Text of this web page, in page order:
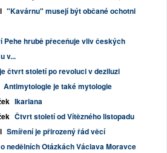
"Kavárnu" musejí být občané ochotni
Pehe hrubě přeceňuje vliv českých
v...
čtvrt století po revoluci v deziluzi
Antimytologie je také mytologie
Ikariana
Čtvrt století od Vítězného listopadu
Smíření je přirozený řád věcí
nedělních Otázkách Václava Moravce